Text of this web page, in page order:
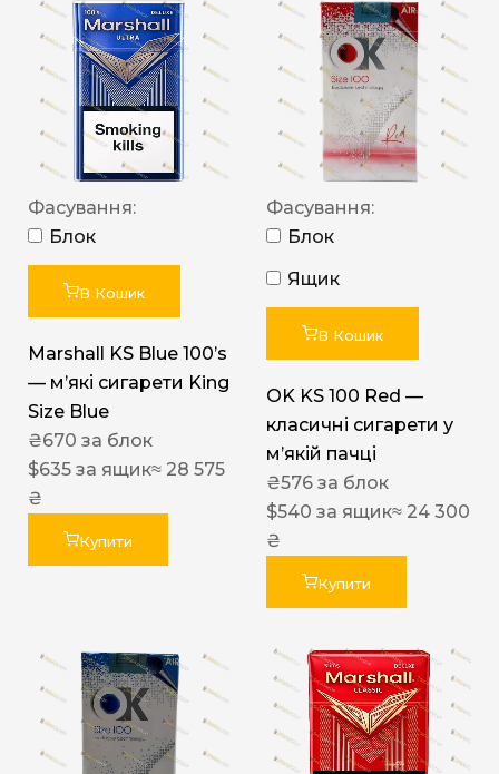
Фасування:
Блок
В Кошик
Marshall KS Blue 100’s
— м’які сигарети King
Size Blue
₴670 за блок
$635 за ящик≈ 28 575
₴
Купити
Фасування:
Блок
Ящик
В Кошик
OK KS 100 Red —
класичні сигарети у
м’якій пачці
₴576 за блок
$540 за ящик≈ 24 300
₴
Купити